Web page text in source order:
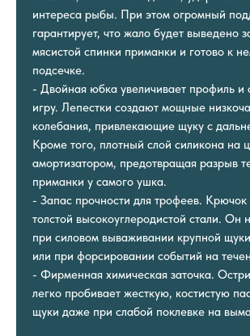
интереса рыбы. При этом огромный
гарантирует, что жало будет выведено
мясистой спинки приманки и готово к
подсечке.
- Двойная юбка увеличивает профиль и
игру. Лепестки создают мощные
колебания, привлекающие щуку с
Кроме того, плотный слой силикона на
амортизатором, предотвращая разрыв
приманки у самого ушка.
- Запас прочности для трофеев. Крючок
толстой высокоуглеродистой стали. Он
при силовом вываживании крупной
или при форсировании событий на
- Фирменная химическая заточка.
легко пробивает жесткую, костистую
щуки даже при слабой поклевке на